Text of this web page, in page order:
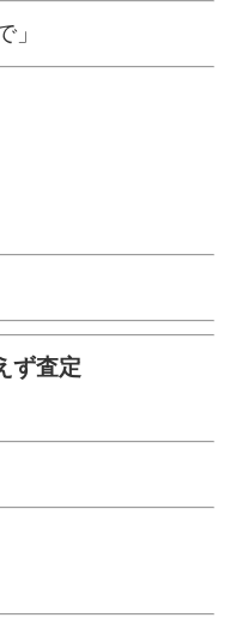
」
ず査定